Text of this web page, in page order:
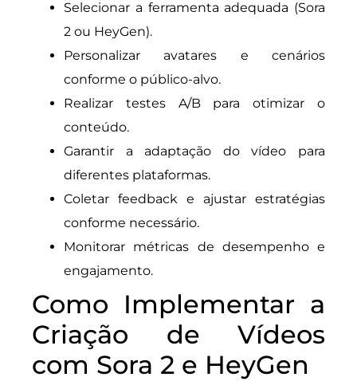
Selecionar a ferramenta adequada (Sora
2 ou HeyGen).
Personalizar avatares e cenários
conforme o público-alvo.
Realizar testes A/B para otimizar o
conteúdo.
Garantir a adaptação do vídeo para
diferentes plataformas.
Coletar feedback e ajustar estratégias
conforme necessário.
Monitorar métricas de desempenho e
engajamento.
Como Implementar a
Criação de Vídeos
com Sora 2 e HeyGen